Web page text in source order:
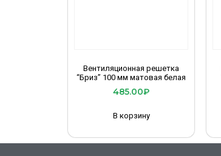
Вентиляционная решетка
“Бриз” 100 мм матовая белая
485.00₽
В корзину